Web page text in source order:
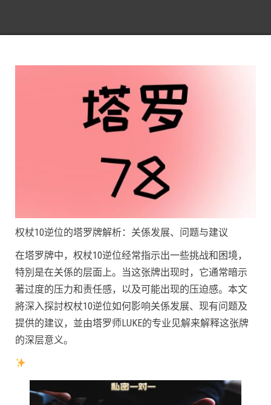
权杖10逆位的塔罗牌解析：关係发展、问题与建议
在塔罗牌中，权杖10逆位经常指示出一些挑战和困境，
特別是在关係的层面上。当这张牌出现时，它通常暗示
著过度的压力和责任感，以及可能出现的压迫感。本文
將深入探討权杖10逆位如何影响关係发展、现有问题及
提供的建议，並由塔罗师LUKE的专业见解来解释这张牌
的深层意义。